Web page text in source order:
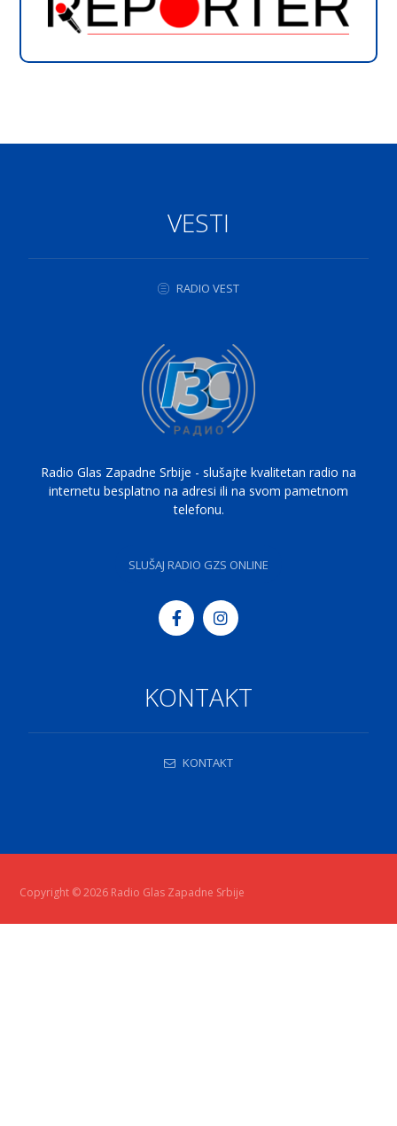
VESTI
RADIO VEST
Radio Glas Zapadne Srbije - slušajte kvalitetan radio na
internetu besplatno na adresi ili na svom pametnom
telefonu.
SLUŠAJ RADIO GZS ONLINE
KONTAKT
KONTAKT
Copyright © 2026 Radio Glas Zapadne Srbije